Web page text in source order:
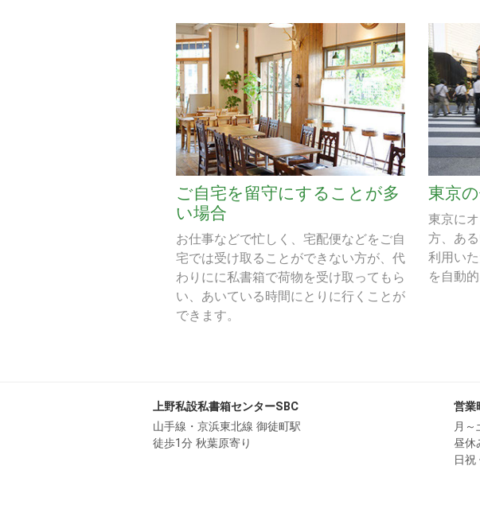
ご自宅を留守にすることが多
い場合
お仕事などで忙しく、宅配便などをご自
宅では受け取ることができない方が、代
わりにに私書箱で荷物を受け取ってもら
い、あいている時間にとりに行くことが
できます。
東京
東京に
方、あ
利用い
を自動
上野私設私書箱センターSBC
山手線・京浜東北線 御徒町駅
徒歩1分 秋葉原寄り
営業
月～
昼休
日祝